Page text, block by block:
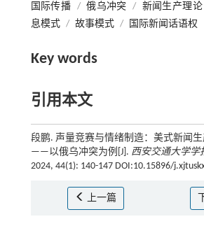
国际传播 / 俄乌冲突 / 新闻生产理论
息模式 / 故事模式 / 国际新闻话语权
Key words
引用本文
段鹏. 声量竞赛与情绪制造：美式新闻生
——以俄乌冲突为例[J]. 西安交通大学学
2024, 44(1): 140-147 DOI:10.15896/
上一篇